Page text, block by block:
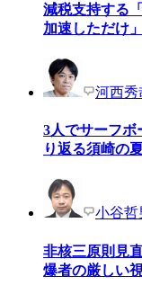
減税支持する
加速しただけ」
河西秀
3人でサーフ
り返る須崎の
小谷哲
非核三原則見
爆者の厳しい